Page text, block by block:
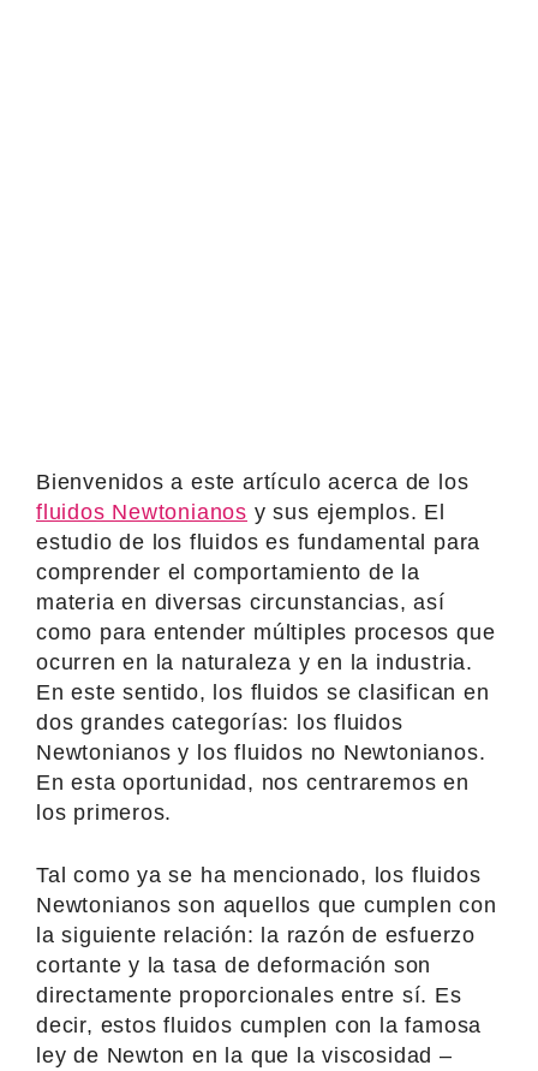
Bienvenidos a este artículo acerca de los
fluidos Newtonianos y sus ejemplos. El
estudio de los fluidos es fundamental para
comprender el comportamiento de la
materia en diversas circunstancias, así
como para entender múltiples procesos que
ocurren en la naturaleza y en la industria.
En este sentido, los fluidos se clasifican en
dos grandes categorías: los fluidos
Newtonianos y los fluidos no Newtonianos.
En esta oportunidad, nos centraremos en
los primeros.
Tal como ya se ha mencionado, los fluidos
Newtonianos son aquellos que cumplen con
la siguiente relación: la razón de esfuerzo
cortante y la tasa de deformación son
directamente proporcionales entre sí. Es
decir, estos fluidos cumplen con la famosa
ley de Newton en la que la viscosidad –